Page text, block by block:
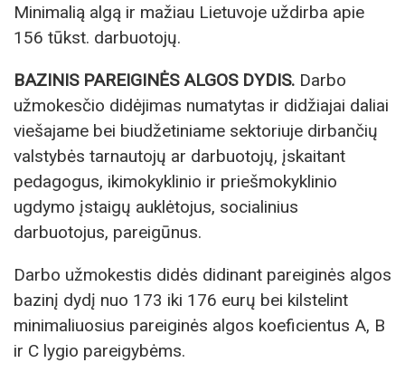
Minimalią algą ir mažiau Lietuvoje uždirba apie
156 tūkst. darbuotojų.
BAZINIS PAREIGINĖS ALGOS DYDIS. Darbo
užmokesčio didėjimas numatytas ir didžiajai daliai
viešajame bei biudžetiniame sektoriuje dirbančių
valstybės tarnautojų ar darbuotojų, įskaitant
pedagogus, ikimokyklinio ir priešmokyklinio
ugdymo įstaigų auklėtojus, socialinius
darbuotojus, pareigūnus.
Darbo užmokestis didės didinant pareiginės algos
bazinį dydį nuo 173 iki 176 eurų bei kilstelint
minimaliuosius pareiginės algos koeficientus A, B
ir C lygio pareigybėms.